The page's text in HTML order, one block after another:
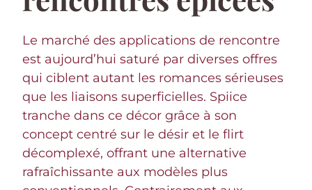
Le marché des applications de rencontre
est aujourd’hui saturé par diverses offres
qui ciblent autant les romances sérieuses
que les liaisons superficielles. Spiice
tranche dans ce décor grâce à son
concept centré sur le désir et le flirt
décomplexé, offrant une alternative
rafraîchissante aux modèles plus